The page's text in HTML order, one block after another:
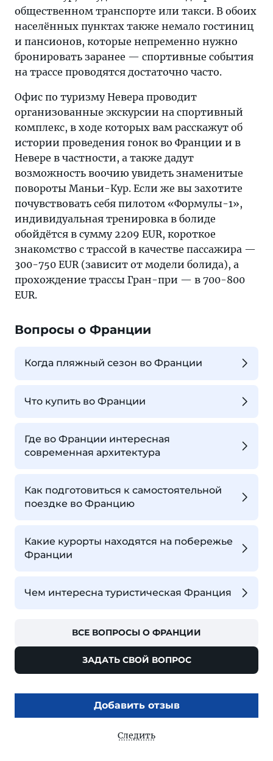
общественном транспорте или такси. В обоих
населённых пунктах также немало гостиниц
и пансионов, которые непременно нужно
бронировать заранее — спортивные события
на трассе проводятся достаточно часто.
Офис по туризму Невера проводит
организованные экскурсии на спортивный
комплекс, в ходе которых вам расскажут об
истории проведения гонок во Франции и в
Невере в частности, а также дадут
возможность воочию увидеть знаменитые
повороты Маньи-Кур. Если же вы захотите
почувствовать себя пилотом «Формулы-1»,
индивидуальная тренировка в болиде
обойдётся в сумму 2209 EUR, короткое
знакомство с трассой в качестве пассажира —
300-750 EUR (зависит от модели болида), а
прохождение трассы Гран-при — в 700-800
EUR.
Вопросы о Франции
Когда пляжный сезон во Франции
Что купить во Франции
Где во Франции интересная
современная архитектура
Как подготовиться к самостоятельной
поездке во Францию
Какие курорты находятся на побережье
Франции
Чем интересна туристическая Франция
ВСЕ ВОПРОСЫ О ФРАНЦИИ
ЗАДАТЬ СВОЙ ВОПРОС
Добавить отзыв
Следить